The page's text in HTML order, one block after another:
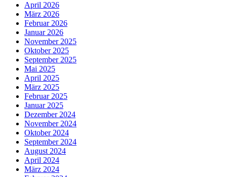
April 2026
März 2026
Februar 2026
Januar 2026
November 2025
Oktober 2025
September 2025
Mai 2025
April 2025
März 2025
Februar 2025
Januar 2025
Dezember 2024
November 2024
Oktober 2024
September 2024
August 2024
April 2024
März 2024